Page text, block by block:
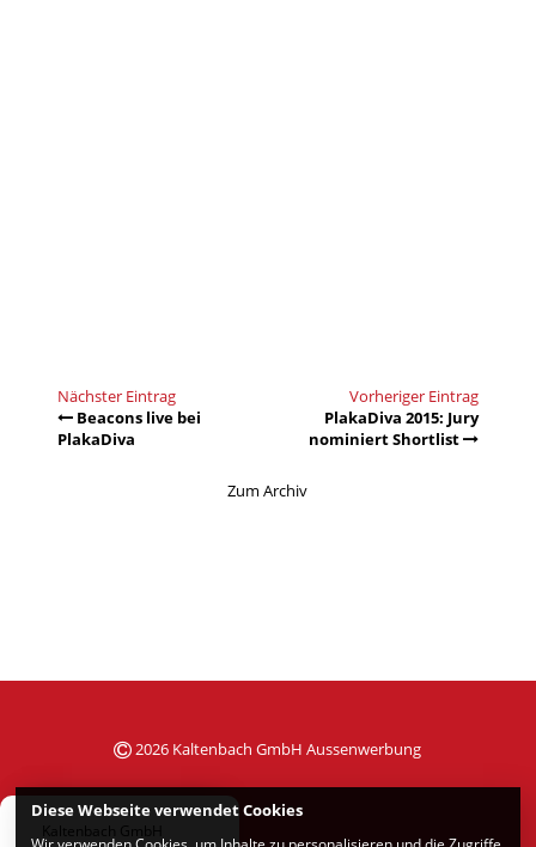
Nächster Eintrag
Beacons live bei
PlakaDiva
Vorheriger Eintrag
PlakaDiva 2015: Jury
nominiert Shortlist
Zum Archiv
2026 Kaltenbach GmbH Aussenwerbung
Kaltenbach GmbH
Diese Webseite verwendet Cookies
Wir verwenden Cookies, um Inhalte zu personalisieren und die Zugriffe